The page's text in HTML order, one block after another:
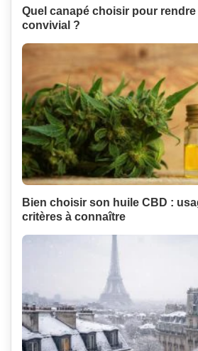
Quel canapé choisir pour
convivial ?
Bien choisir son huile CBD :
critères à connaître